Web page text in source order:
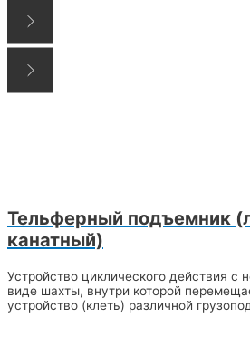
Тельферный подъемник
канатный)
Устройство циклического действия с
виде шахты, внутри которой
устройство (клеть) различной